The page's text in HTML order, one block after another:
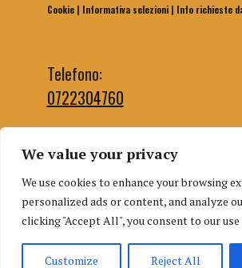
We value your privacy
We use cookies to enhance your browsing
personalized ads or content, and analyze
clicking "Accept All", you consent to our use
Customize Reject All
Cookie| Informativa selezioni| Info richieste
Telefono:
0722304760
Email segreteria:
segreteriaifg@uniurb.it
Email redazione:
redazioneifgurbino@gmail.com